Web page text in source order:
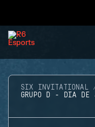
SIX INVITATIONAL
GRUPO D - DIA DE